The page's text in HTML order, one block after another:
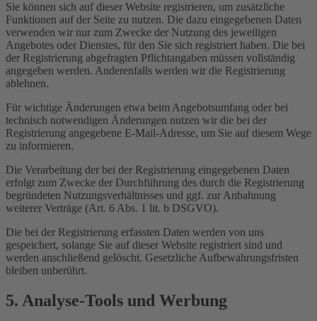
Sie können sich auf dieser Website registrieren, um zusätzliche
Funktionen auf der Seite zu nutzen. Die dazu eingegebenen Daten
verwenden wir nur zum Zwecke der Nutzung des jeweiligen
Angebotes oder Dienstes, für den Sie sich registriert haben. Die bei
der Registrierung abgefragten Pflichtangaben müssen vollständig
angegeben werden. Anderenfalls werden wir die Registrierung
ablehnen.
Für wichtige Änderungen etwa beim Angebotsumfang oder bei
technisch notwendigen Änderungen nutzen wir die bei der
Registrierung angegebene E-Mail-Adresse, um Sie auf diesem Wege
zu informieren.
Die Verarbeitung der bei der Registrierung eingegebenen Daten
erfolgt zum Zwecke der Durchführung des durch die Registrierung
begründeten Nutzungsverhältnisses und ggf. zur Anbahnung
weiterer Verträge (Art. 6 Abs. 1 lit. b DSGVO).
Die bei der Registrierung erfassten Daten werden von uns
gespeichert, solange Sie auf dieser Website registriert sind und
werden anschließend gelöscht. Gesetzliche Aufbewahrungsfristen
bleiben unberührt.
5. Analyse-Tools und Werbung